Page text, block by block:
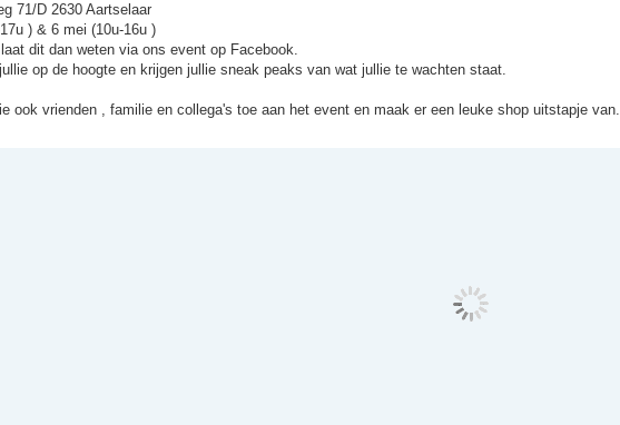
71/D 2630 Aartselaar
) & 6 mei (10u-16u )
dit dan weten via ons event op Facebook.
op de hoogte en krijgen jullie sneak peaks van wat jullie te wachten staat.
ook vrienden , familie en collega's toe aan het event en maak er een leuke shop uitstapje van.